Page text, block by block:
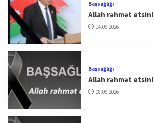
Başsağlığı
Allah rəhmət etsin!
14.06.2026
Başsağlığı
Allah rəhmət etsin!
08.06.2026